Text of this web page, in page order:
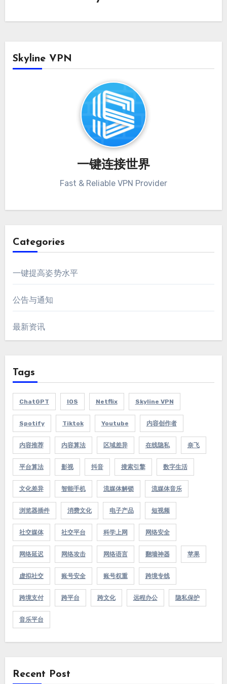
Skyline VPN
一键连接世界
Fast & Reliable VPN Provider
Categories
一键提高姿势水平
公告与通知
最新资讯
Tags
ChatGPT IOS Netflix Skyline VPN
Spotify Tiktok Youtube 内容创作者
内容推荐 内容算法 区域差异 在线隐私 奈飞
平台算法 影视 抖音 搜索引擎 数字生活
文化差异 智能手机 流媒体解锁 流媒体音乐
浏览器插件 消费文化 电子产品 短视频
社交媒体 社交平台 科学上网 网络安全
网络延迟 网络攻击 网络语言 翻墙神器 苹果
虚拟社交 账号安全 账号权重 跨境专线
跨境支付 跨平台 跨文化 远程办公 隐私保护
音乐平台
Recent Post